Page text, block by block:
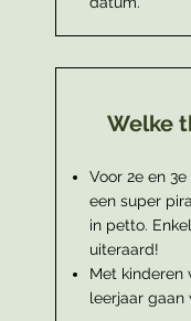
Welke
Voor 2e en
een super
in petto.
uiteraard!
Met kinderen
leerjaar gaan